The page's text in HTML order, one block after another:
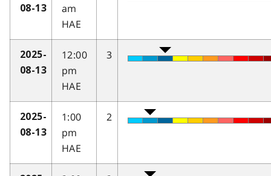
08-13
am
HAE
2025-
08-13
12:00
pm
HAE
3
2025-
08-13
1:00
pm
HAE
2